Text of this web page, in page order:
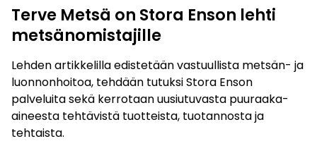
Terve Metsä on Stora Enson lehti
metsänomistajille
Lehden artikkelilla edistetään vastuullista metsän- ja
luonnonhoitoa, tehdään tutuksi Stora Enson
palveluita sekä kerrotaan uusiutuvasta puuraaka-
aineesta tehtävistä tuotteista, tuotannosta ja
tehtaista.